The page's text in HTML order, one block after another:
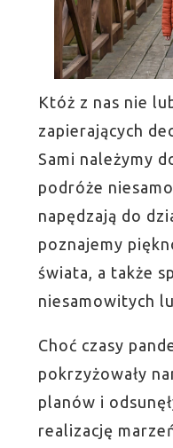
Któż z nas nie
zapierających
Sami należymy
podróże
napędzają do
poznajemy
świata, a także
niesamowitych
Choć czasy
pokrzyżowały
planów i
realizację